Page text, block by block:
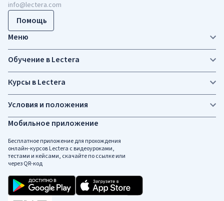
info@lectera.com
Помощь
Меню
Обучение в Lectera
Курсы в Lectera
Условия и положения
Мобильное приложение
Бесплатное приложение для прохождения
онлайн-курсов Lectera c видеоуроками,
тестами и кейсами, скачайте по ссылке или
через QR-код